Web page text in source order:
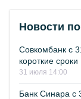
Новости
Совкомбанк с
короткие сроки
31 июля 14:00
Банк Синара с